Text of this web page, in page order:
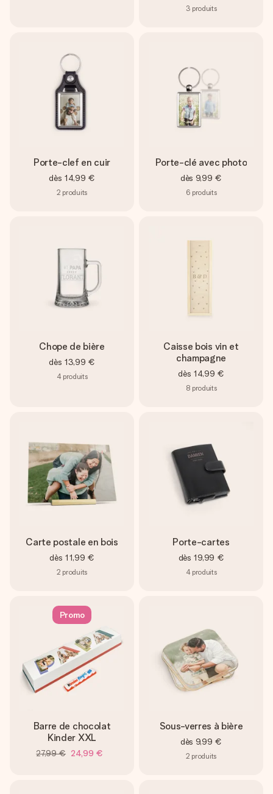
3 produits
Porte-clef en cuir
dès 14,99 €
2 produits
Porte-clé avec photo
dès 9,99 €
6 produits
Chope de bière
dès 13,99 €
4 produits
Caisse bois vin et
champagne
dès 14,99 €
8 produits
Carte postale en bois
dès 11,99 €
2 produits
Porte-cartes
dès 19,99 €
4 produits
Promo
Barre de chocolat
Kinder XXL
27,99 € 24,99 €
Sous-verres à bière
dès 9,99 €
2 produits